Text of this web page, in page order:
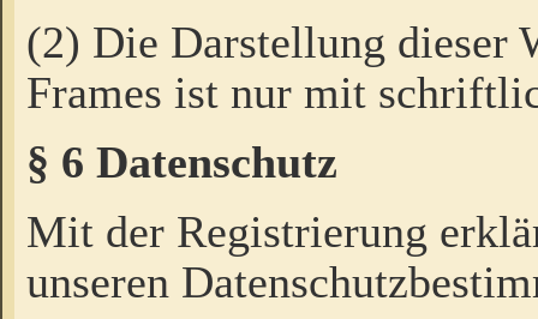
(2) Die Darstellung dieser
Frames ist nur mit
§ 6 Datenschutz
Mit der Registrierung
unseren